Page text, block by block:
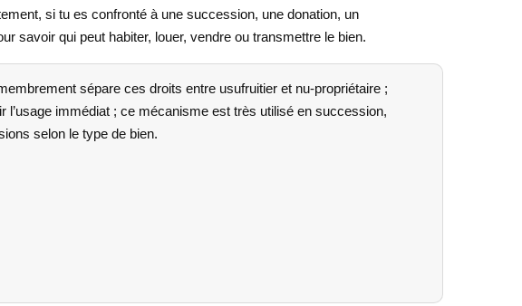
si tu es confronté à une succession, une donation, un
savoir qui peut habiter, louer, vendre ou transmettre le bien.
sépare ces droits entre usufruitier et nu-propriétaire ;
l’usage immédiat ; ce mécanisme est très utilisé en succession,
selon le type de bien.